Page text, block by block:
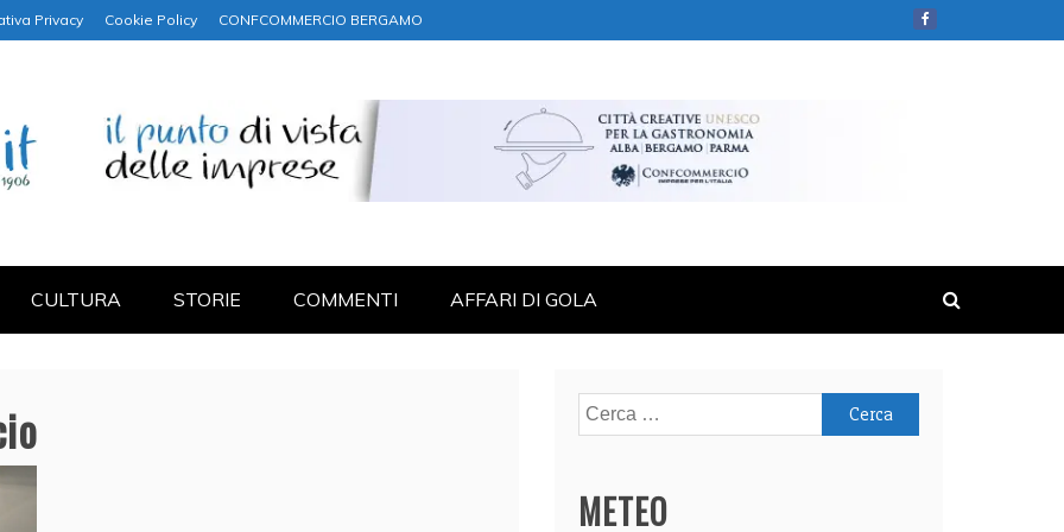
Privacy Cookie Policy CONFCOMMERCIO BERGAMO
CULTURA STORIE COMMENTI AFFARI DI GOLA
Ricerca
per:
METEO